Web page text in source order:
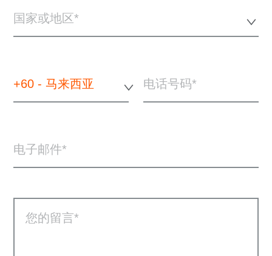
国家或地区*
+60 - 马来西亚 电话号码
电子邮件
您的留言